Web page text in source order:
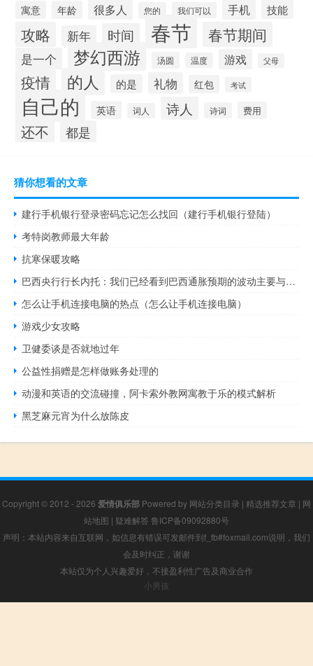
寓意 年龄 很多人 您的 我们可以 手机 技能
攻略 新年 时间 春节 春节期间
是一个 梦幻西游 汤圆 温度 游戏 父母
疫情 的人 的是 礼物 红包 考试
自己的 英语 词人 诗人 诗词 费用
还不 都是
猜你想看的文章
建行手机银行登录密码忘记怎么找回（建行手机银行登陆）
考特岗教师最大年龄
抗寒保暖攻略
巴西央行行长内托：我们已经看到巴西通胀预期的波动主要与全球因素有关
怎么让手机连接电脑的热点（怎么让手机连接电脑）
游戏少女攻略
卫健委谈是否就地过年
公益性捐赠是怎样做账务处理的
动漫和英语的交流碰撞，阿卡索外教网寓教于乐的模式解析
黑芝麻元宵为什么放陈皮
Copyright © 2012 - 2026 爱情俱乐部 Powered by 网站分类目录 | 精选推荐文章 | 网
站地图 | 疑难解答 鲁ICP备09092880号
声明：本站内容来自互联网，如信息有错误可发邮件到f_fb#foxmail.com说明，我们
会及时纠正，谢谢
本站仅为个人兴趣爱好，不接盈利性广告及商业合作
小男孩